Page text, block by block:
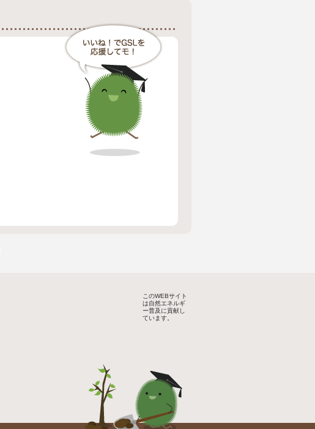
このWEBサイト
は自然エネルギ
ー普及に貢献し
ています。